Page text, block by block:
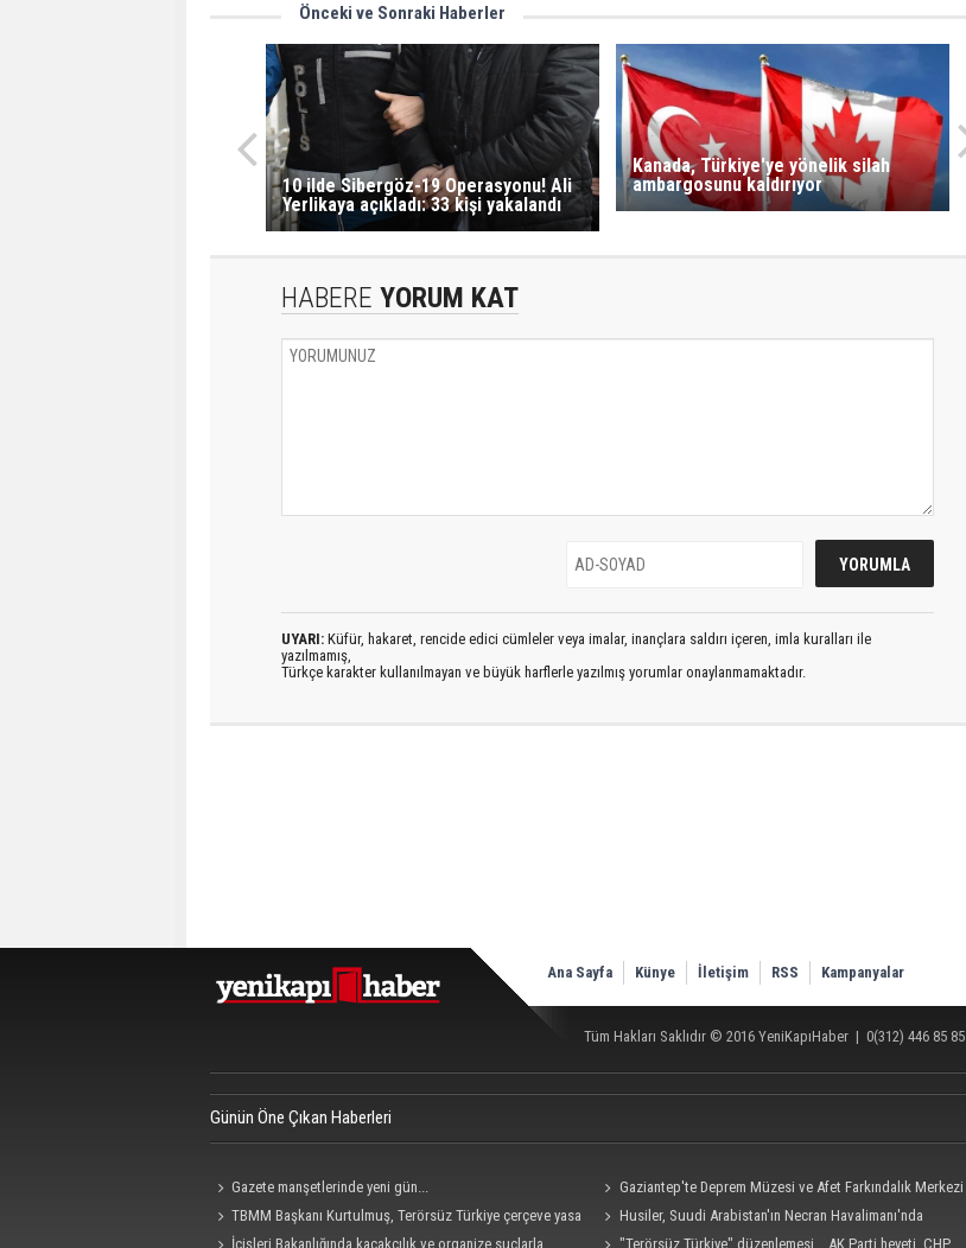
Önceki ve Sonraki Haberler
10 ilde Sibergöz-19 Operasyonu! Ali
Yerlikaya açıkladı: 33 kişi yakalandı
Kanada, Türkiye'ye yönelik silah
ambargosunu kaldırıyor
HABERE YORUM KAT
UYARI: Küfür, hakaret, rencide edici cümleler veya imalar, inançlara saldırı içeren, imla kuralları ile
yazılmamış,
Türkçe karakter kullanılmayan ve büyük harflerle yazılmış yorumlar onaylanmamaktadır.
Ana Sayfa Künye İletişim RSS Kampanyalar
Tüm Hakları Saklıdır © 2016 YeniKapıHaber | 0(312) 446 85 85
Günün Öne Çıkan Haberleri
Gazete manşetlerinde yeni gün...
Gaziantep'te Deprem Müzesi ve Afet Farkındalık Merkezi
için işbirliği protokolü imzalandı
TBMM Başkanı Kurtulmuş, Terörsüz Türkiye çerçeve yasa
teklifine imza attı
Husiler, Suudi Arabistan'ın Necran Havalimanı'nda
kamikaze İHA ile "hassas bir hedefi" vurduklarını açıkladı
İçişleri Bakanlığında kaçakçılık ve organize suçlarla "Terörsüz Türkiye" düzenlemesi... AK Parti heyeti, CHP